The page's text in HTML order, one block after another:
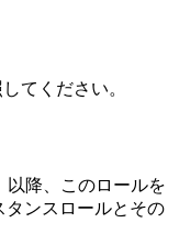
てください。
以降、このロールを
タンスロールとその